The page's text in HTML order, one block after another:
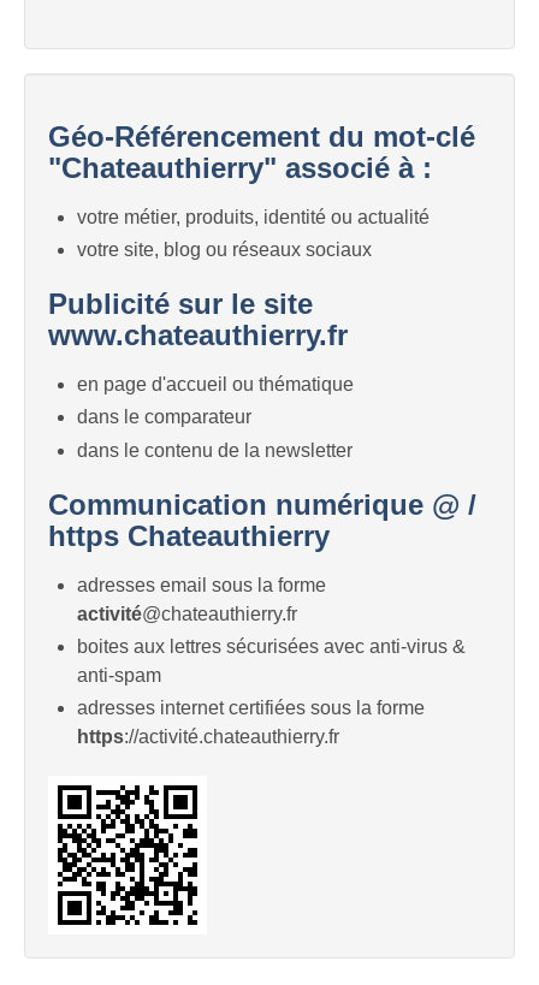
Géo-Référencement du mot-clé
"Chateauthierry" associé à :
votre métier, produits, identité ou actualité
votre site, blog ou réseaux sociaux
Publicité sur le site
www.chateauthierry.fr
en page d'accueil ou thématique
dans le comparateur
dans le contenu de la newsletter
Communication numérique @ /
https Chateauthierry
adresses email sous la forme
activité@chateauthierry.fr
boites aux lettres sécurisées avec anti-virus &
anti-spam
adresses internet certifiées sous la forme
https://activité.chateauthierry.fr